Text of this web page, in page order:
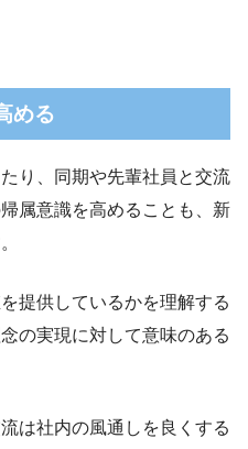
める
り、同期や先輩社員と交流
属意識を高めることも、新
提供しているかを理解する
の実現に対して意味のある
は社内の風通しを良くする